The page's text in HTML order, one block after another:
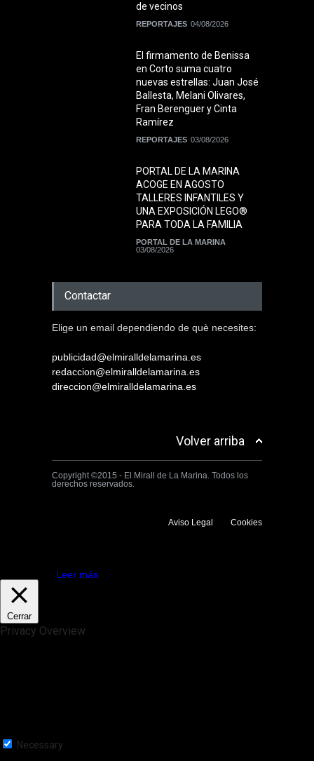
de vecinos
REPORTAJES 04/08/2026
El firmamento de Benissa
en Corto suma cuatro
nuevas estrellas: Juan José
Ballesta, Melani Olivares,
Fran Berenguer y Cinta
Ramírez
REPORTAJES 03/08/2026
PORTAL DE LA MARINA
ACOGE EN AGOSTO
TALLERES INFANTILES Y
UNA EXPOSICIÓN LEGO®
PARA TODA LA FAMILIA
PORTAL DE LA MARINA
03/08/2026
Contactar
Elige un email dependiendo de què necesites:
publicidad@elmiralldelamarina.es
redaccion@elmiralldelamarina.es
direccion@elmiralldelamarina.es
Volver arriba
Copyright ©2015 - El Mirall de La Marina. Todos los
derechos reservados.
Aviso Legal Cookies
Leer más
Cerrar
Privacy Overview
Necessary